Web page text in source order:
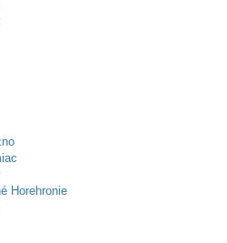
Horehronie